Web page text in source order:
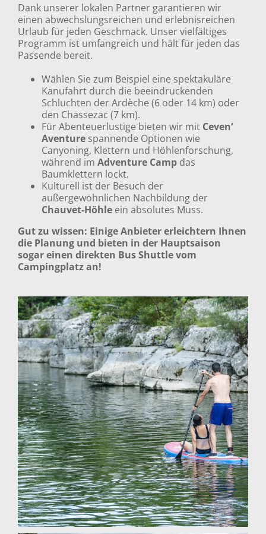
Dank unserer lokalen Partner garantieren wir
einen abwechslungsreichen und erlebnisreichen
Urlaub für jeden Geschmack. Unser vielfältiges
Programm ist umfangreich und hält für jeden das
Passende bereit.
Wählen Sie zum Beispiel eine spektakuläre
Kanufahrt durch die beeindruckenden
Schluchten der Ardèche (6 oder 14 km) oder
den Chassezac (7 km).
Für Abenteuerlustige bieten wir mit Ceven‘
Aventurespannende Optionen wie
Canyoning, Klettern und Höhlenforschung,
während im Adventure Campdas
Baumklettern lockt.
Kulturell ist der Besuch der
außergewöhnlichen Nachbildung der
Chauvet-Höhleein absolutes Muss.
Gut zu wissen: Einige Anbieter erleichtern Ihnen
die Planung und bieten in der Hauptsaison
sogar einen direkten Bus Shuttle vom
Campingplatz an!